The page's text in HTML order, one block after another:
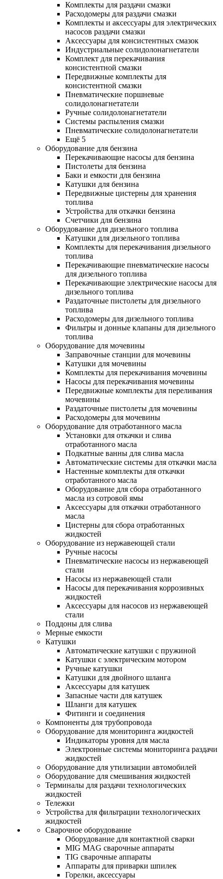
Комплекты для раздачи смазки
Расходомеры для раздачи смазки
Комплекты и аксессуары для электрических
насосов раздачи смазки
Аксессуары для консистентных смазок
Индустриальные солидолонагнетатели
Комплект для перекачивания
консистентной смазки
Передвижные комплекты для
консистентной смазки
Пневматические поршневые
солидолонагнетатели
Ручные солидолонагнетатели
Системы распыления смазки
Пневматические солидолонагнетатели
Ещё 5
Оборудование для бензина
Перекачивающие насосы для бензина
Пистолеты для бензина
Баки и емкости для бензина
Катушки для бензина
Передвижные цистерны для хранения
топлива
Устройства для откачки бензина
Счетчики для бензина
Оборудование для дизельного топлива
Катушки для дизельного топлива
Комплекты для перекачивания дизельного
топлива
Перекачивающие пневматические насосы
для дизельного топлива
Перекачивающие электрические насосы для
дизельного топлива
Раздаточные пистолеты для дизельного
топлива
Расходомеры для дизельного топлива
Фильтры и донные клапаны для дизельного
топлива
Оборудование для мочевины
Заправочные станции для мочевины
Катушки для мочевины
Комплекты для перекачивания мочевины
Насосы для перекачивания мочевины
Передвижные комплекты для переливания
мочевины
Раздаточные пистолеты для мочевины
Расходомеры для мочевины
Оборудование для отработанного масла
Установки для откачки и слива
отработанного масла
Подкатные ванны для слива масла
Автоматические системы для откачки масла
Настенные комплекты для откачки
отработанного масла
Оборудование для сбора отработанного
масла из сотровой ямы
Аксессуары для откачки отработанного
масла
Цистерны для сбора отработанных
жидкостей
Оборудование из нержавеющей стали
Ручные насосы
Пневматические насосы из нержавеющей
стали
Насосы из нержавеющей стали
Насосы для перекачивания коррозивных
жидкостей
Аксессуары для насосов из нержавеющей
стали
Поддоны для слива
Мерные емкости
Катушки
Автоматические катушки с пружиной
Катушки с электрическим мотором
Ручные катушки
Катушки для двойного шланга
Аксессуары для катушек
Запасные части для катушек
Шланги для катушек
Фитинги и соединения
Компоненты для трубопровода
Оборудование для мониторинга жидкостей
Индикаторы уровня для масла
Электронные системы мониторинга раздачи
жидкостей
Оборудование для утилизации автомобилей
Оборудование для смешивания жидкостей
Терминалы для раздачи технологических
жидкостей
Тележки
Устройства для фильтрации технологических
жидкостей
Сварочное оборудование
Оборудование для контактной сварки
MIG MAG сварочные аппараты
TIG сварочные аппараты
Аппараты для приварки шпилек
Горелки, аксессуары